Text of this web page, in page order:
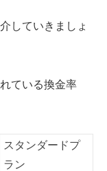
していきましょ
ている換金率
スタンダードプ
ラン